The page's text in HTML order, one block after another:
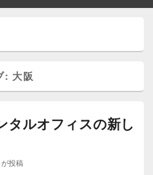
: 大阪
タルオフィスの新し
が投稿